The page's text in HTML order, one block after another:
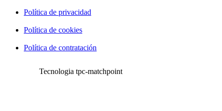
Política de privacidad
Política de cookies
Política de contratación
Tecnologia tpc-matchpoint